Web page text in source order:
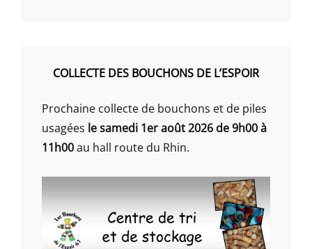
COLLECTE DES BOUCHONS DE L’ESPOIR
Prochaine collecte de bouchons et de piles
usagées le samedi 1er août 2026 de 9h00 à
11h00au hall route du Rhin.